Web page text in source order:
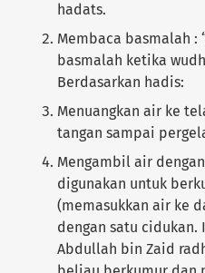
hadats.
Membaca basmalah :
basmalah ketika
Berdasarkan hadis:
Menuangkan air ke
tangan sampai
Mengambil air
digunakan untuk
(memasukkan air ke
dengan satu
Abdullah bin Zaid